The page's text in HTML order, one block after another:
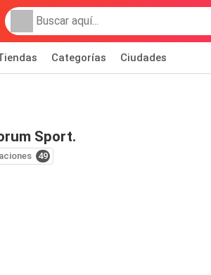
Categorías Ciudades
Sport.
49